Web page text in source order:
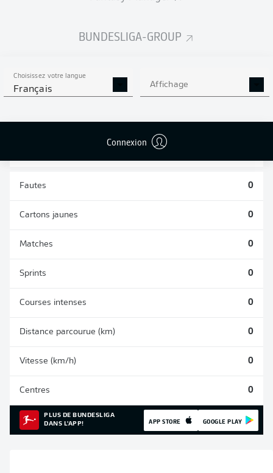
BUNDESLIGA-GROUP
Choisissez votre langue
Français Affichage
Connexion
STATS DE LA SAISON
2026/2027
0
AÉRIENS
0
Fautes 0
Cartons jaunes 0
Matches 0
Sprints 0
Courses intenses 0
Distance parcourue (km) 0
Vitesse (km/h) 0
Centres 0
PLUS DE BUNDESLIGA
DANS L'APP!
APP STORE GOOGLE PLAY